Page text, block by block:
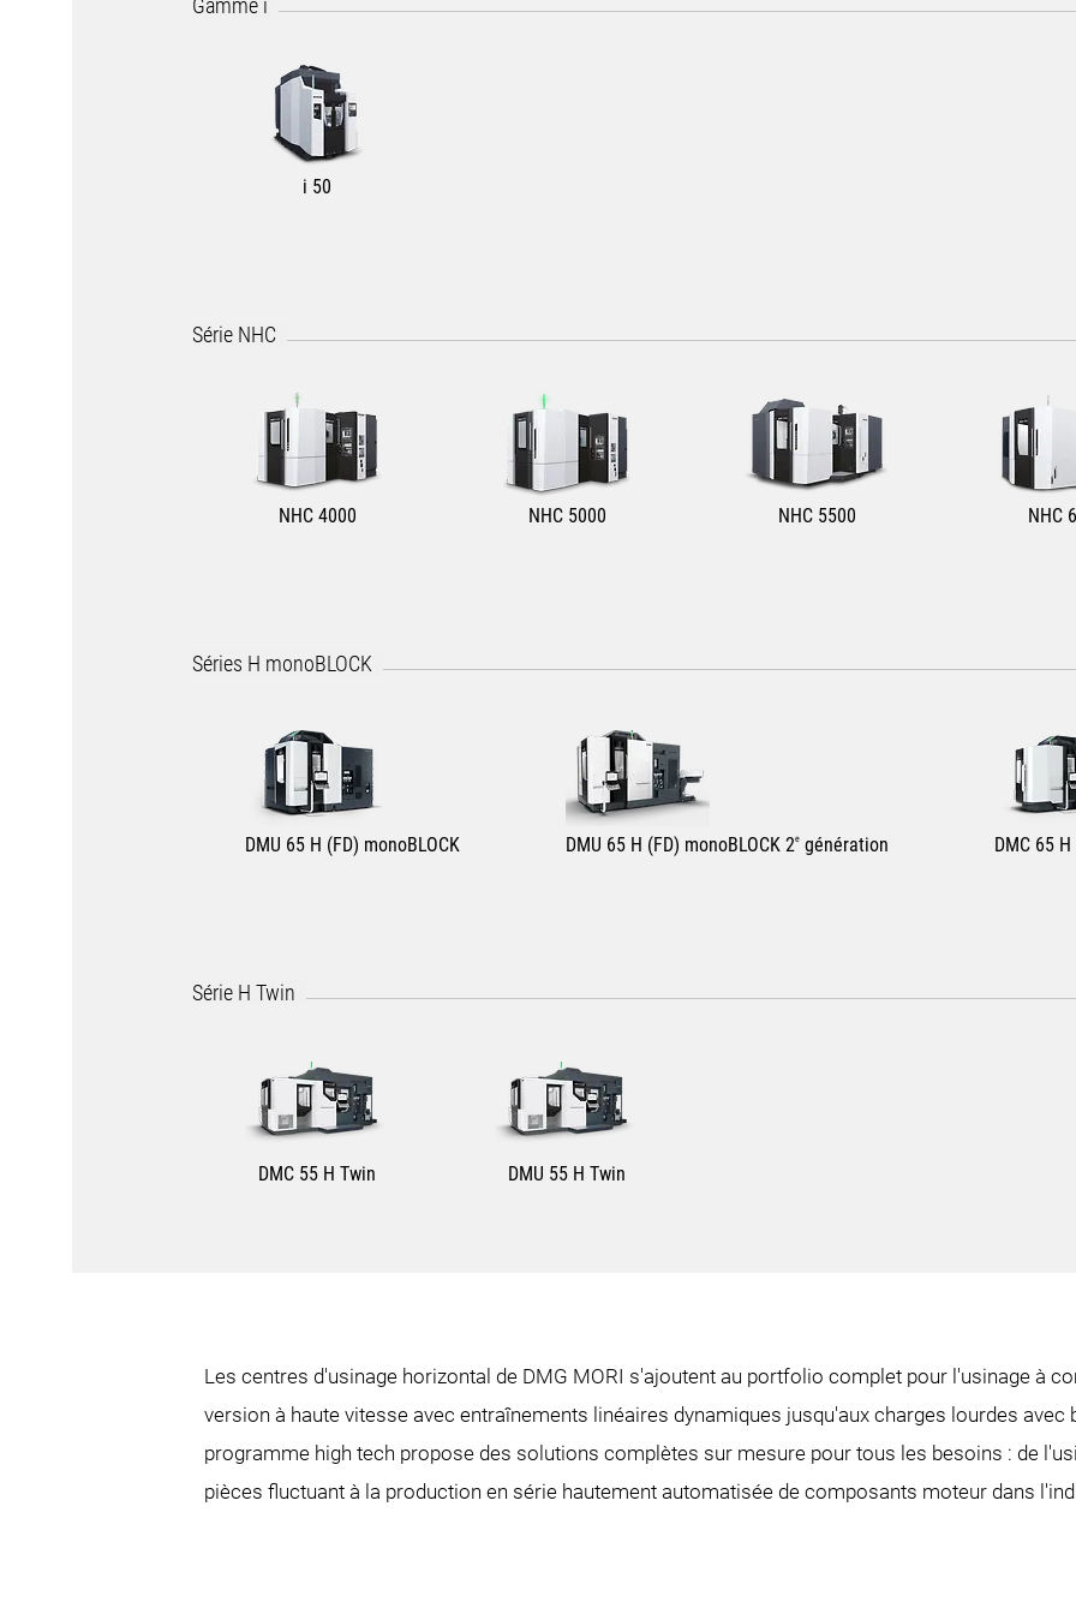
Gamme i
i 50
Série NHC
NHC 4000 NHC 5000 NHC 5500 NHC
Séries H monoBLOCK
DMU 65 H (FD) monoBLOCK DMU 65 H (FD) monoBLOCK 2e génération DMC 65
Série H Twin
DMC 55 H Twin DMU 55 H Twin
Les centres d'usinage horizontal de DMG MORI s'ajoutent au portfolio complet pour l'usinage à
version à haute vitesse avec entraînements linéaires dynamiques jusqu'aux charges lourdes avec
programme high tech propose des solutions complètes sur mesure pour tous les besoins : de
pièces fluctuant à la production en série hautement automatisée de composants moteur dans